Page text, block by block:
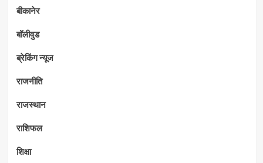
बीकानेर
बॉलीवुड
ब्रेकिंग न्यूज
राजनीति
राजस्थान
राशिफल
शिक्षा